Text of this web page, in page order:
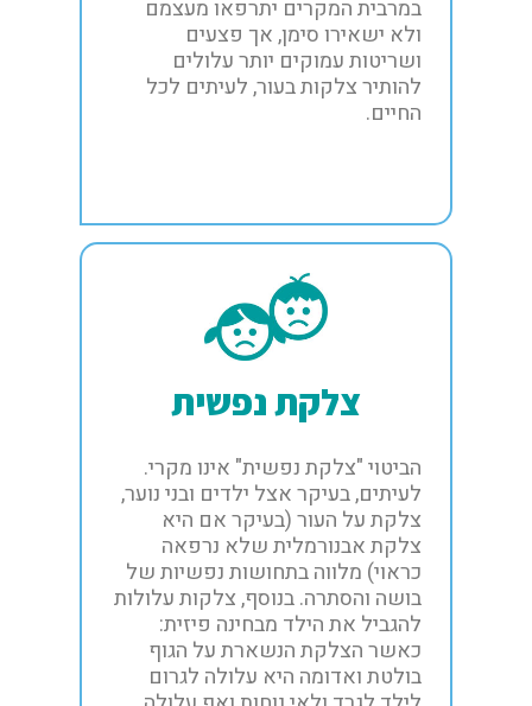
במרבית המקרים יתרפאו מעצמם
ולא ישאירו סימן, אך פצעים
ושריטות עמוקים יותר עלולים
להותיר צלקות בעור, לעיתים לכל
החיים.
צלקת נפשית
הביטוי "צלקת נפשית" אינו מקרי.
לעיתים, בעיקר אצל ילדים ובני נוער,
צלקת על העור (בעיקר אם היא
צלקת אבנורמלית שלא נרפאה
כראוי) מלווה בתחושות נפשיות של
בושה והסתרה. בנוסף, צלקות עלולות
להגביל את הילד מבחינה פיזית:
כאשר הצלקת הנשארת על הגוף
בולטת ואדומה היא עלולה לגרום